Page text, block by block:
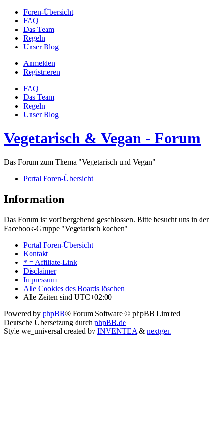
Foren-Übersicht
FAQ
Das Team
Regeln
Unser Blog
Anmelden
Registrieren
FAQ
Das Team
Regeln
Unser Blog
Vegetarisch & Vegan - Forum
Das Forum zum Thema "Vegetarisch und Vegan"
Portal Foren-Übersicht
Information
Das Forum ist vorübergehend geschlossen. Bitte besucht uns in der
Facebook-Gruppe "Vegetarisch kochen"
Portal Foren-Übersicht
Kontakt
* = Affiliate-Link
Disclaimer
Impressum
Alle Cookies des Boards löschen
Alle Zeiten sind UTC+02:00
Powered by phpBB® Forum Software © phpBB Limited
Deutsche Übersetzung durch phpBB.de
Style we_universal created by INVENTEA & nextgen